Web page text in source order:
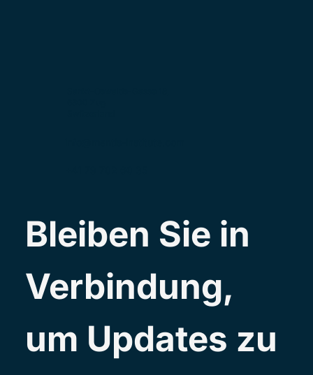
Bleiben Sie in
Verbindung,
um Updates zu